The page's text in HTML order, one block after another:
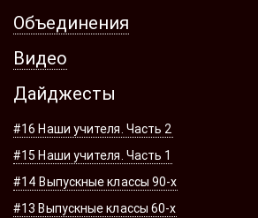
Объединения
Видео
Дайджесты
#16 Наши учителя. Часть 2
#15 Наши учителя. Часть 1
#14 Выпускные классы 90-х
#13 Выпускные классы 60-х